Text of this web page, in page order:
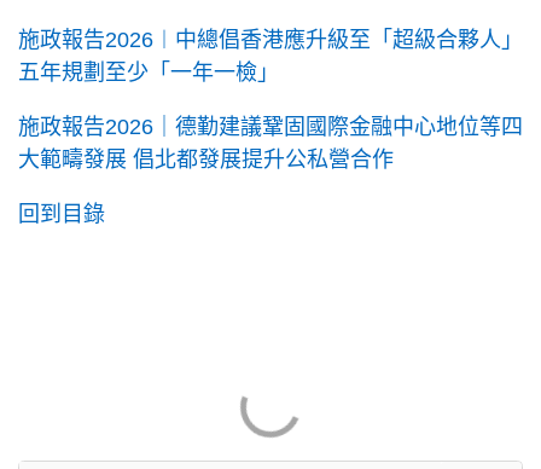
施政報告2026︱中總倡香港應升級至「超級合夥人」
五年規劃至少「一年一檢」
施政報告2026｜德勤建議鞏固國際金融中心地位等四
大範疇發展 倡北都發展提升公私營合作
回到目錄